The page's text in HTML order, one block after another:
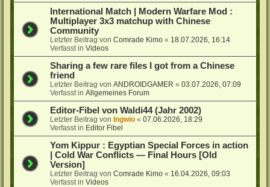
International Match | Modern Warfare Mod :
Multiplayer 3x3 matchup with Chinese
Community
Letzter Beitrag vonComrade Kimo « 18.07.2026, 16:14
Verfasst inVideos
Sharing a few rare files I got from a Chinese
friend
Letzter Beitrag vonANDROIDGAMER «03.07.2026, 07:09
Verfasst inAllgemeines Forum
Editor-Fibel von Waldi44 (Jahr 2002)
Letzter Beitrag vonIngwio «07.06.2026, 18:29
Verfasst in Editor Fibel
Yom Kippur : Egyptian Special Forces in action
| Cold War Conflicts — Final Hours [Old
Version]
Letzter Beitrag vonComrade Kimo « 16.04.2026, 09:03
Verfasst inVideos